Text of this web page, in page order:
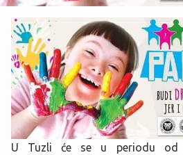
U Tuzli će se u periodu od